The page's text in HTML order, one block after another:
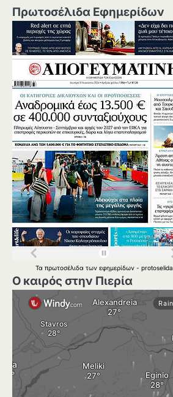
Πρωτοσέλιδα Εφημερίδων
Τα πρωτοσέλιδα των εφημερίδων - protoselida
Ο καιρός στην Πιερία